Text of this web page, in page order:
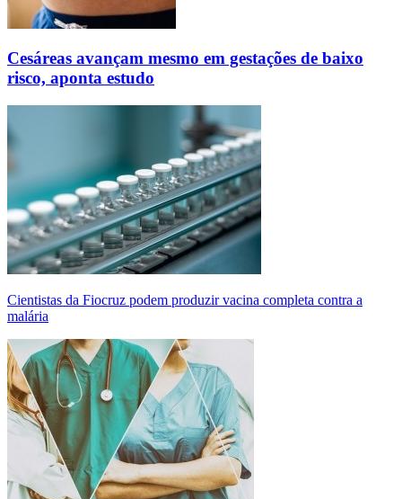
Cesáreas avançam mesmo em gestações de baixo
risco, aponta estudo
Cientistas da Fiocruz podem produzir vacina completa contra a
malária